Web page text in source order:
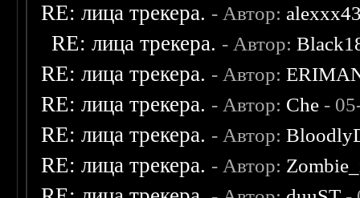
RE: лица трекера. - Автор:
RE: лица трекера. - Автор:
RE: лица трекера. - Автор:
RE: лица трекера. - Автор: Che -
RE: лица трекера. - Автор:
RE: лица трекера. - Автор: